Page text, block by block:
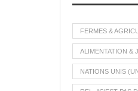
FERMES &
ALIMENTATION &
NATIONS UNIS